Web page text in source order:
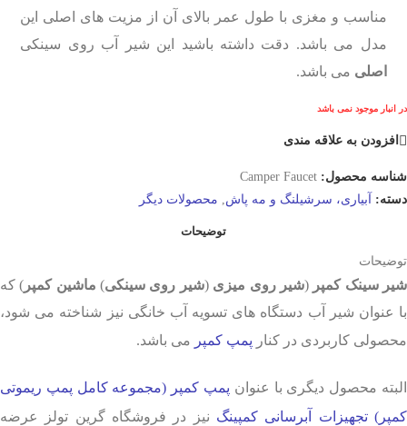
مناسب و مغزی با طول عمر بالای آن از مزیت های اصلی این
مدل می باشد. دقت داشته باشید این شیر آب روی سینکی
اصلی می باشد.
در انبار موجود نمی باشد
افزودن به علاقه مندی
شناسه محصول: Camper Faucet
دسته:
آبیاری، سرشیلنگ و مه پاش, محصولات دیگر
توضیحات
توضیحات
شیر سینک کمپر (شیر روی میزی (شیر روی سینکی) ماشین کمپر ) که
با عنوان شیر آب دستگاه های تسویه آب خانگی نیز شناخته می شود،
محصولی کاربردی در کنار پمپ کمپر می باشد.
البته محصول دیگری با عنوان پمپ کمپر (مجموعه کامل پمپ ریموتی
کمپر) تجهیزات آبرسانی کمپینگ نیز در فروشگاه گرین تولز عرضه